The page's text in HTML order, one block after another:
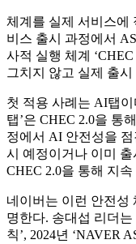
체계를 실제 서비스에
비스 출시 과정에서
사적 실행 체계
그치지 않고 실제 출
첫 적용 사례는 AI탭
탭’은 CHEC 2.0을 통
정에서 AI 안전성을
시 예정이거나 이미
CHEC 2.0을 통해 지
네이버는 이런 안전성
명한다. 송대섭 리더는
칙’, 2024년 ‘NAVER